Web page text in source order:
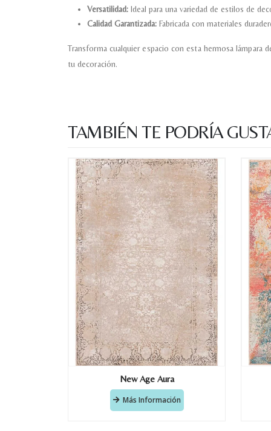
Versatilidad: Ideal para una variedad de estilos de
Calidad Garantizada: Fabricada con materiales
Transforma cualquier espacio con esta hermosa
tu decoración.
TAMBIÉN TE PODRÍA
New Age Aura
Más Información